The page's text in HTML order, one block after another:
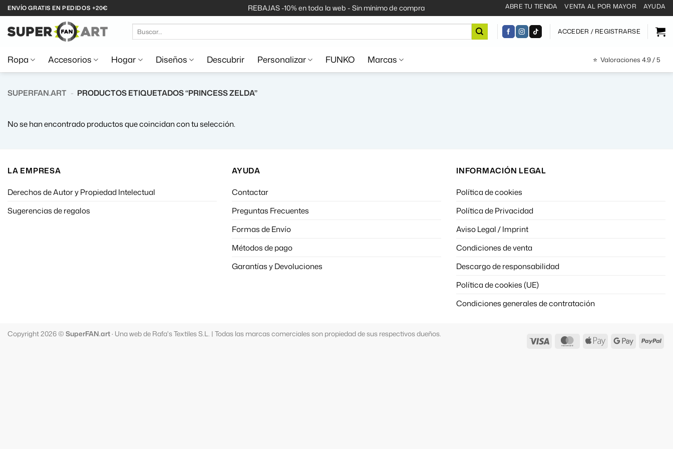
Saltar
al
contenido
ENVÍO GRATIS EN PEDIDOS +20€ REBAJAS -10% en toda la web - Sin mínimo de compra ABRE TU TIENDA VENTA AL POR MAYOR AYUDA
por:
ACCEDER / REGISTRARSE
Ropa Accesorios Hogar Diseños Descubrir Personalizar FUNKO Marcas ⭐ Valoraciones 4.9 / 5
SUPERFAN.ART - PRODUCTOS ETIQUETADOS “PRINCESS ZELDA”
No se han encontrado productos que coincidan con tu selección.
LA EMPRESA
Derechos de Autor y Propiedad Intelectual
Sugerencias de regalos
AYUDA
Contactar
Preguntas Frecuentes
Formas de Envío
Métodos de pago
Garantías y Devoluciones
INFORMACIÓN LEGAL
Política de cookies
Política de Privacidad
Aviso Legal / Imprint
Condiciones de venta
Descargo de responsabilidad
Política de cookies (UE)
Condiciones generales de contratación
Visa MasterCardApple
Google
Copyright 2026 © SuperFAN.art· Una web de Rafa's Textiles S.L. | Todas las marcas comerciales son propiedad de sus respectivos dueños.